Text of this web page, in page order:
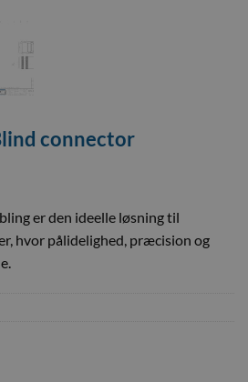
connector
er den ideelle løsning til
hvor pålidelighed, præcision og